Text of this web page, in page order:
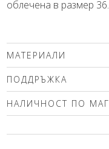
облечена в размер 36.
МАТЕРИАЛИ
еластан
ПОДДРЪЖКА
центрофугиране или
шампоан за вълна!
НАЛИЧНОСТ ПО